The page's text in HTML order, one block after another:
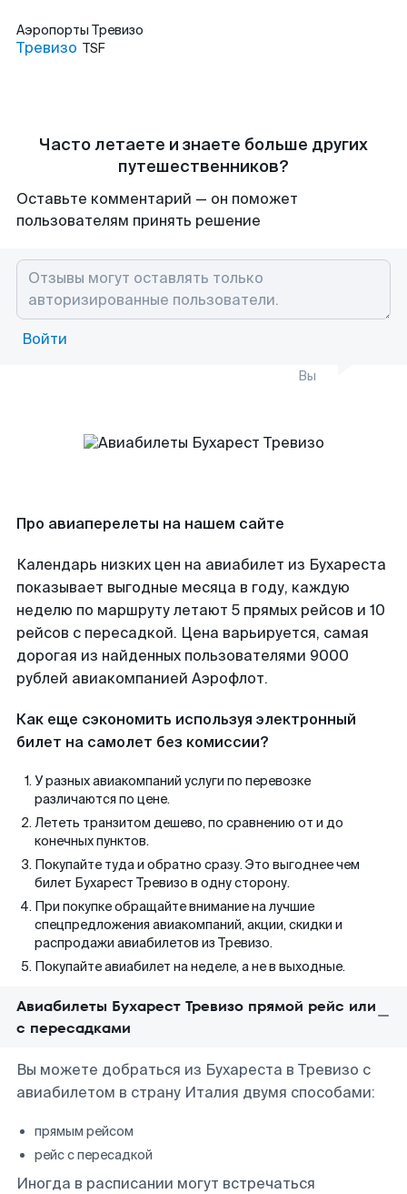
Аэропорты Тревизо
Тревизо TSF
Часто летаете и знаете больше других
путешественников?
Оставьте комментарий — он поможет
пользователям принять решение
Войти
Вы
Про авиаперелеты на нашем сайте
Календарь низких цен на авиабилет из Бухареста
показывает выгодные месяца в году, каждую
неделю по маршруту летают 5 прямых рейсов и 10
рейсов с пересадкой. Цена варьируется, самая
дорогая из найденных пользователями 9000
рублей авиакомпанией Аэрофлот.
Как еще сэкономить используя электронный
билет на самолет без комиссии?
У разных авиакомпаний услуги по перевозке
различаются по цене.
Лететь транзитом дешево, по сравнению от и до
конечных пунктов.
Покупайте туда и обратно сразу. Это выгоднее чем
билет Бухарест Тревизо в одну сторону.
При покупке обращайте внимание на лучшие
спецпредложения авиакомпаний, акции, скидки и
распродажи авиабилетов из Тревизо.
Покупайте авиабилет на неделе, а не в выходные.
Авиабилеты Бухарест Тревизо прямой рейс или
с пересадками
Вы можете добраться из Бухареста в Тревизо с
авиабилетом в страну Италия двумя способами:
прямым рейсом
рейс с пересадкой
Иногда в расписании могут встречаться